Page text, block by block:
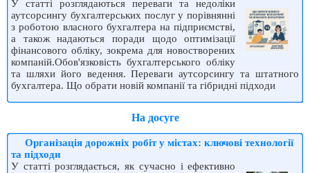
У статті розглядаються переваги та недоліки
аутсорсингу бухгалтерських послуг у порівнянні
з роботою власного бухгалтера на підприємстві,
а також надаються поради щодо оптимізації
фінансового обліку, зокрема для новостворених
компаній.Обов'язковість бухгалтерського обліку
та шляхи його ведення. Переваги аутсорсингу та штатного
бухгалтера. Що обрати новій компанії та гібридні підходи
На досуге
Організація дорожніх робіт у містах: ключові технології
та підходи
У статті розглядається, як сучасно і ефективно